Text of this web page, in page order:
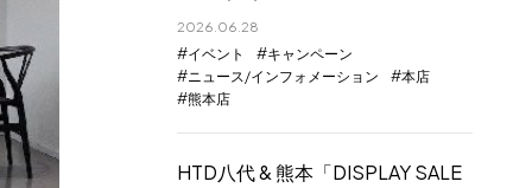
2026.06.28
イベント
キャンペーン
ニュース/インフォメーション
本店
熊本店
HTD八代 & 熊本「DISPLAY SALE